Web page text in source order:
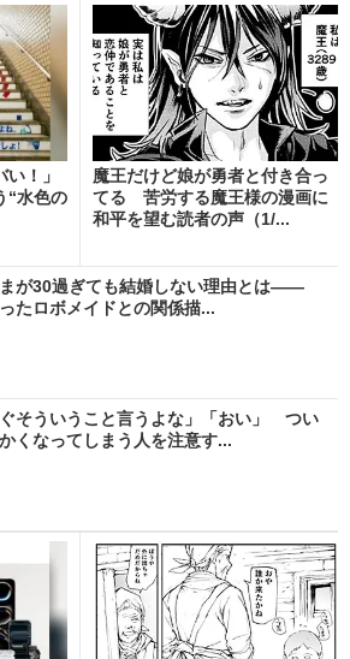
い！」
“水色の
魔王だけど娘が勇者と付き合っ
てる 苦労する魔王様の漫画に
和平を望む読者の声（1/...
が30過ぎても結婚しない理由とは――
たロボメイドとの関係描...
ぐそういうこと言うよな」「おい」 つい
くなってしまう人を注意す...